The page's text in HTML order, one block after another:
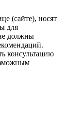
(сайте), носят
для
должны
консультацию